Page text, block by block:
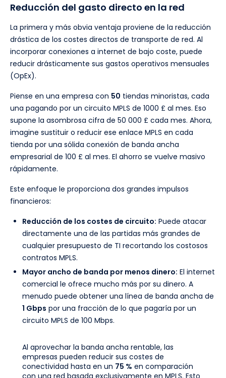
Reducción del gasto directo en la red
La primera y más obvia ventaja proviene de la reducción
drástica de los costes directos de transporte de red. Al
incorporar conexiones a internet de bajo coste, puede
reducir drásticamente sus gastos operativos mensuales
(OpEx).
Piense en una empresa con 50 tiendas minoristas, cada
una pagando por un circuito MPLS de 1000 £ al mes. Eso
supone la asombrosa cifra de 50 000 £ cada mes. Ahora,
imagine sustituir o reducir ese enlace MPLS en cada
tienda por una sólida conexión de banda ancha
empresarial de 100 £ al mes. El ahorro se vuelve masivo
rápidamente.
Este enfoque le proporciona dos grandes impulsos
financieros:
Reducción de los costes de circuito: Puede atacar
directamente una de las partidas más grandes de
cualquier presupuesto de TI recortando los costosos
contratos MPLS.
Mayor ancho de banda por menos dinero: El internet
comercial le ofrece mucho más por su dinero. A
menudo puede obtener una línea de banda ancha de
1 Gbps por una fracción de lo que pagaría por un
circuito MPLS de 100 Mbps.
Al aprovechar la banda ancha rentable, las
empresas pueden reducir sus costes de
conectividad hasta en un 75 % en comparación
con una red basada exclusivamente en MPLS. Esto